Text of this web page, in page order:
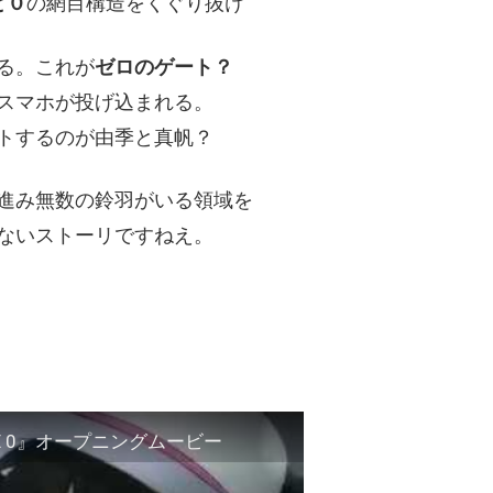
。これがゼロのゲート？
ホが投げ込まれる。
するのが由季と真帆？
み無数の鈴羽がいる領域を
ストーリですねえ。
0』オープニングムービー